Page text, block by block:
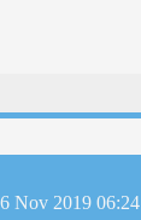
Nov 2019 06:24